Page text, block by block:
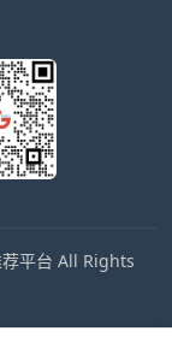
平台 All Rights